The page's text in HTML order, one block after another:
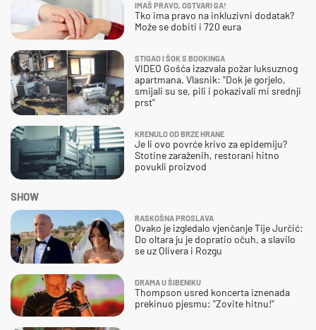
IMAŠ PRAVO, OSTVARI GA!
Tko ima pravo na inkluzivni dodatak?
Može se dobiti i 720 eura
STIGAO I ŠOK S BOOKINGA
VIDEO Gošća izazvala požar luksuznog
apartmana. Vlasnik: "Dok je gorjelo,
smijali su se, pili i pokazivali mi srednji
prst"
KRENULO OD BRZE HRANE
Je li ovo povrće krivo za epidemiju?
Stotine zaraženih, restorani hitno
povukli proizvod
SHOW
RASKOŠNA PROSLAVA
Ovako je izgledalo vjenčanje Tije Jurčić:
Do oltara ju je dopratio očuh, a slavilo
se uz Olivera i Rozgu
DRAMA U ŠIBENIKU
Thompson usred koncerta iznenada
prekinuo pjesmu: "Zovite hitnu!"